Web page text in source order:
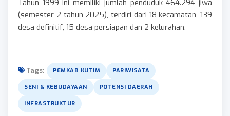
Tahun 1999 ini memiliki jumlah penduduk 464.294 jiwa
(semester 2 tahun 2025), terdiri dari 18 kecamatan, 139
desa definitif, 15 desa persiapan dan 2 kelurahan.
Tags: PEMKAB KUTIM PARIWISATA
SENI & KEBUDAYAAN POTENSI DAERAH
INFRASTRUKTUR